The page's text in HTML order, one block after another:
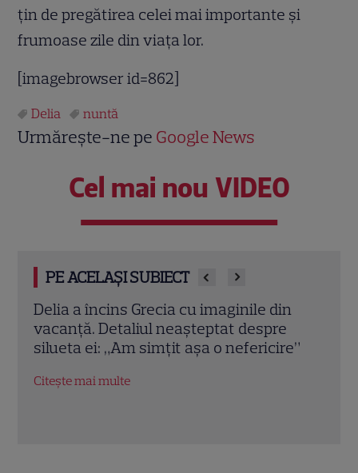
țin de pregătirea celei mai importante și
frumoase zile din viața lor.
[imagebrowser id=862]
Delia nuntă
Urmărește-ne pe Google News
Cel mai nou VIDEO
PE ACELAȘI SUBIECT
Delia, victima inteligenței artificiale.
Cum a fost transformată piesa „Analog”
într-un proiect fantomă pe internet
Citește mai multe